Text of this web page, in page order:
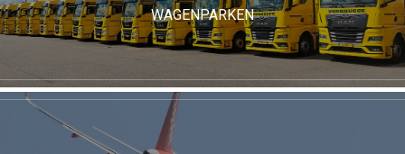
WAGENPARKEN